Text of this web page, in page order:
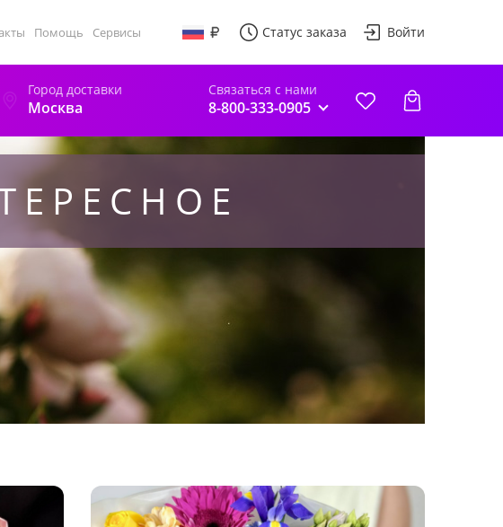
Помощь Сервисы Статус заказа Войти
Город доставки
Москва
Связаться с нами
8-800-333-0905